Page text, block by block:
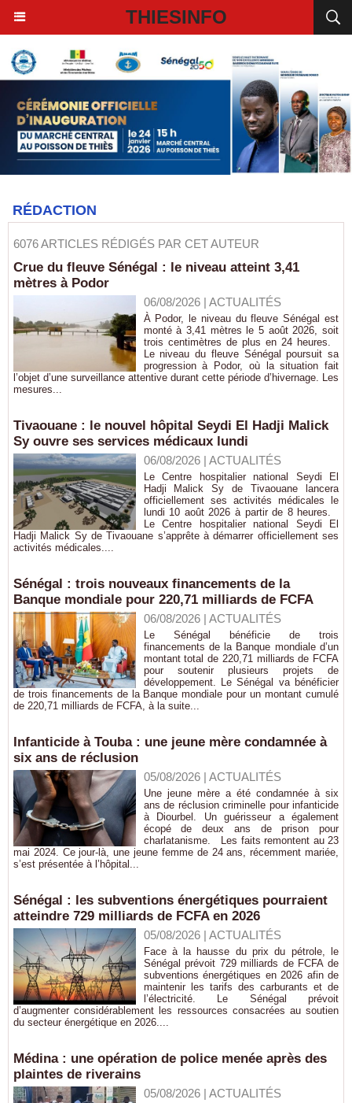
THIESINFO
RÉDACTION
6076 ARTICLES RÉDIGÉS PAR CET AUTEUR
Crue du fleuve Sénégal : le niveau atteint 3,41
mètres à Podor
06/08/2026| ACTUALITÉS
À Podor, le niveau du fleuve Sénégal est
monté à 3,41 mètres le 5 août 2026, soit
trois centimètres de plus en 24 heures.
Le niveau du fleuve Sénégal poursuit sa
progression à Podor, où la situation fait
l’objet d’une surveillance attentive durant cette période d’hivernage. Les
mesures...
Tivaouane : le nouvel hôpital Seydi El Hadji Malick
Sy ouvre ses services médicaux lundi
06/08/2026| ACTUALITÉS
Le Centre hospitalier national Seydi El
Hadji Malick Sy de Tivaouane lancera
officiellement ses activités médicales le
lundi 10 août 2026 à partir de 8 heures.
Le Centre hospitalier national Seydi El
Hadji Malick Sy de Tivaouane s’apprête à démarrer officiellement ses
activités médicales....
Sénégal : trois nouveaux financements de la
Banque mondiale pour 220,71 milliards de FCFA
06/08/2026| ACTUALITÉS
Le Sénégal bénéficie de trois
financements de la Banque mondiale d’un
montant total de 220,71 milliards de FCFA
pour soutenir plusieurs projets de
développement. Le Sénégal va bénéficier
de trois financements de la Banque mondiale pour un montant cumulé
de 220,71 milliards de FCFA, à la suite...
Infanticide à Touba : une jeune mère condamnée à
six ans de réclusion
05/08/2026| ACTUALITÉS
Une jeune mère a été condamnée à six
ans de réclusion criminelle pour infanticide
à Diourbel. Un guérisseur a également
écopé de deux ans de prison pour
charlatanisme. Les faits remontent au 23
mai 2024. Ce jour-là, une jeune femme de 24 ans, récemment mariée,
s’est présentée à l’hôpital...
Sénégal : les subventions énergétiques pourraient
atteindre 729 milliards de FCFA en 2026
05/08/2026| ACTUALITÉS
Face à la hausse du prix du pétrole, le
Sénégal prévoit 729 milliards de FCFA de
subventions énergétiques en 2026 afin de
maintenir les tarifs des carburants et de
l’électricité. Le Sénégal prévoit
d’augmenter considérablement les ressources consacrées au soutien
du secteur énergétique en 2026....
Médina : une opération de police menée après des
plaintes de riverains
05/08/2026| ACTUALITÉS